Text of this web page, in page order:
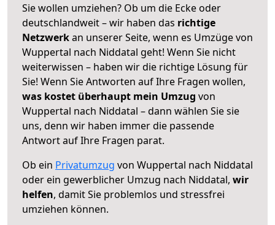
Sie wollen umziehen? Ob um die Ecke oder
deutschlandweit – wir haben das richtige
Netzwerkan unserer Seite, wenn es Umzüge von
Wuppertal nach Niddatal geht! Wenn Sie nicht
weiterwissen – haben wir die richtige Lösung für
Sie! Wenn Sie Antworten auf Ihre Fragen wollen,
was kostet überhaupt mein Umzug von
Wuppertal nach Niddatal – dann wählen Sie sie
uns, denn wir haben immer die passende
Antwort auf Ihre Fragen parat.
Ob ein Privatumzug von Wuppertal nach Niddatal
oder ein gewerblicher Umzug nach Niddatal, wir
helfen, damit Sie problemlos und stressfrei
umziehen können.